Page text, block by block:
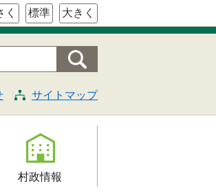
く 標準 大きく
サイトマップ
村政情報